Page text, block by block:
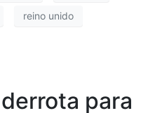
reino unido
para